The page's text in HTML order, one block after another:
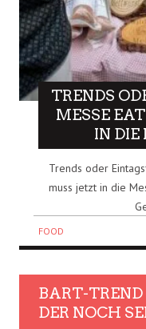
TRENDS
MESSE
IN DIE
Trends oder
muss jetzt in die
FOOD
BART-
DER NOCH